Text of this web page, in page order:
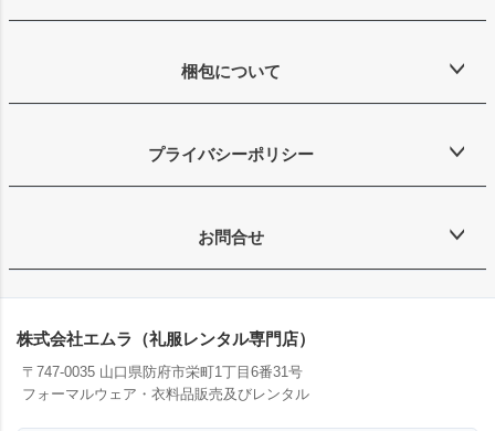
梱包について
プライバシーポリシー
お問合せ
株式会社エムラ（礼服レンタル専門店）
〒747-0035 山口県防府市栄町1丁目6番31号
フォーマルウェア・衣料品販売及びレンタル